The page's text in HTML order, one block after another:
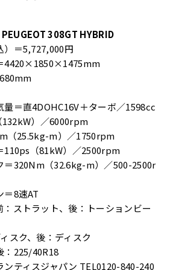
PEUGEOT 308GT HYBRID
＝5,727,000円
＝直4DOHC16V＋ターボ／1598cc
）／6000rpm
（25.5kg-m）／1750rpm
（81kW）／2500rpm
320Nm（32.6kg-m）／500-2500r
8速AT
ストラット、後：トーションビー
スク、後：ディスク
225/40R18
ティスジャパン TEL0120-840-240